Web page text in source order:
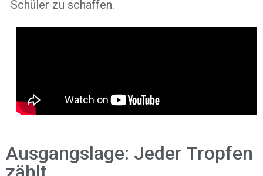
Schüler zu schaffen.
Ausgangslage: Jeder Tropfen